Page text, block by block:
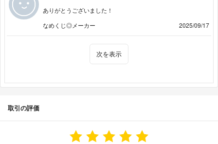
ありがとうございました！
なめくじ◎メーカー
2025/09/17
次を表示
取引の評価